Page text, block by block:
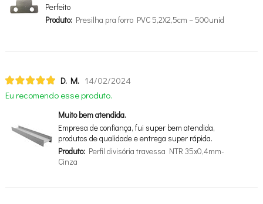
Perfeito
Produto:Presilha pra forro PVC 5,2X2,5cm – 500unid
D. M. 14/02/2024
Eu recomendo esse produto.
Muito bem atendida.
Empresa de confiança, fui super bem atendida,
produtos de qualidade e entrega super rápida.
Produto:Perfil divisória travessa NTR 35x0,4mm-
Cinza